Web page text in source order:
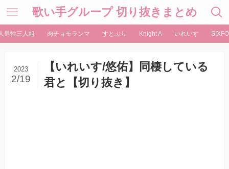
歌い手グループ 切り抜きまとめ
男性三人組 肉チョモランマ すとぷり Knight A いれいす
【いれいす/悠佑】同棲している
君と【切り抜き】
2023
2/19